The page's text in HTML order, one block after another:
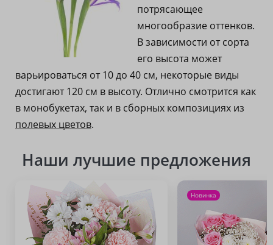
потрясающее
многообразие оттенков.
В зависимости от сорта
его высота может
варьироваться от 10 до 40 см, некоторые виды
достигают 120 см в высоту. Отлично смотрится как
в монобукетах, так и в сборных композициях из
полевых цветов.
Наши лучшие предложения
Новинка